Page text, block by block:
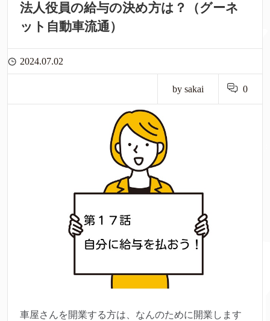
法人役員の給与の決め方は？（グーネ
ット自動車流通）
2024.07.02
by sakai 0
車屋さんを開業する方は、なんのために開業します